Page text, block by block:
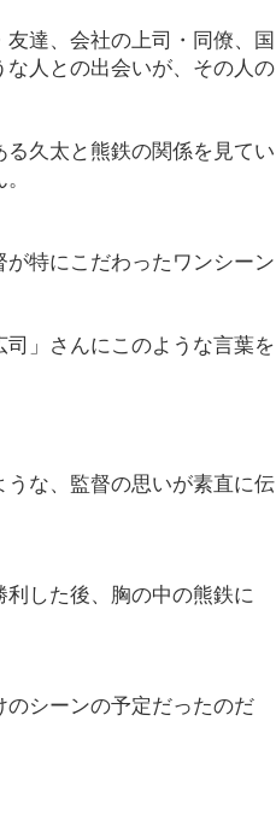
達、会社の上司・同僚、国
人との出会いが、その人の
久太と熊鉄の関係を見てい
特にこだわったワンシーン
」さんにこのような言葉を
な、監督の思いが素直に伝
した後、胸の中の熊鉄に
シーンの予定だったのだ